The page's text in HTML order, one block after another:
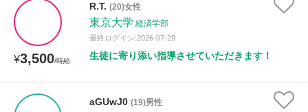
¥3,500/時給
R.T. (20)女性
東京大学 経済学部
最終ログイン:2026-07-29
生徒に寄り添い指導させていただきます！
aGUwJ0 (19)男性